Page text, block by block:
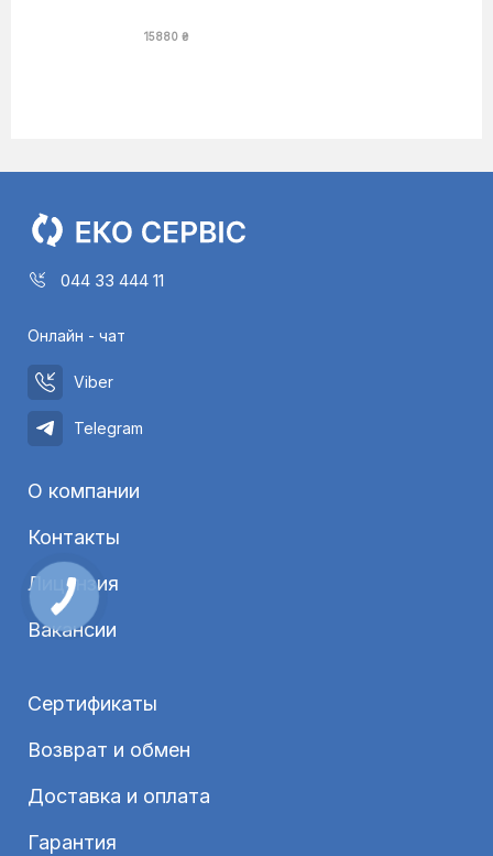
15880 ₴
044 33 444 11
Онлайн - чат
Viber
Telegram
О компании
Контакты
Лицензия
Вакансии
Сертификаты
Возврат и обмен
Доставка и оплата
Гарантия